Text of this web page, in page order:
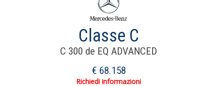
Classe C
C 300 de EQ ADVANCED
€ 68.158
Richiedi informazioni